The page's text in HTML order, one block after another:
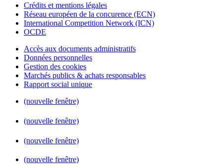
Crédits et mentions légales
Réseau européen de la concurence (ECN)
International Competition Network (ICN)
OCDE
Accès aux documents administratifs
Données personnelles
Gestion des cookies
Marchés publics & achats responsables
Rapport social unique
(nouvelle fenêtre)
(nouvelle fenêtre)
(nouvelle fenêtre)
(nouvelle fenêtre)